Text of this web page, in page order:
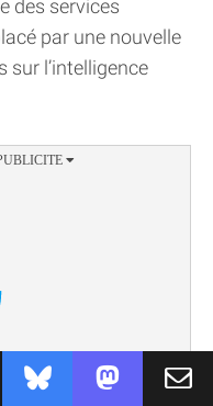
des services
par une nouvelle
sur l’intelligence